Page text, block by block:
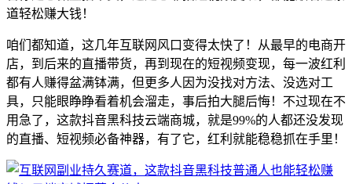
道轻松赚大钱！
咱们都知道，这几年互联网风口变得太快了！从最早的电商开
店，到后来的直播带货，再到现在的短视频变现，每一波红利
都有人赚得盆满钵满，但更多人因为没找对方法、没选对工
具，只能眼睁睁看着机会溜走，事后拍大腿后悔！不过现在不
用急了，这款抖音黑科技云端商城，就是99%的人都还没发现
的直播、短视频必备神器，有了它，红利就能稳稳抓在手里！